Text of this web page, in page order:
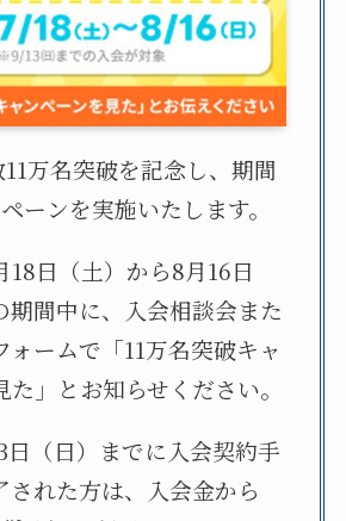
万名突破を記念し、期間
ーンを実施いたします。
18日（土）から8月16日
期間中に、入会相談会また
ォームで「11万名突破キャ
た」とお知らせください。
日（日）までに入会契約手
された方は、入会金から